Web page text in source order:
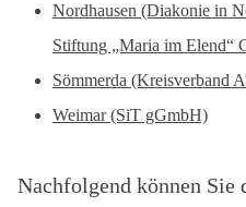
Nordhausen (Diakonie in
Stiftung „Maria im Elend“
Sömmerda (Kreisverband
Weimar (SiT gGmbH)
Nachfolgend können Sie